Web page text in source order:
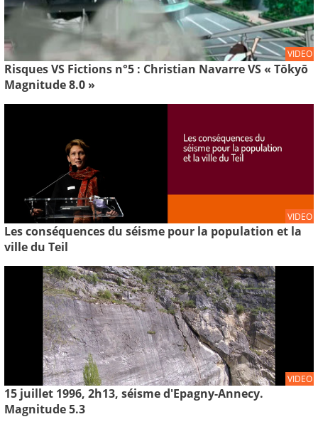
VIDEO
Risques VS Fictions n°5 : Christian Navarre VS « Tōkyō
Magnitude 8.0 »
VIDEO
Les conséquences du séisme pour la population et la
ville du Teil
VIDEO
15 juillet 1996, 2h13, séisme d'Epagny-Annecy.
Magnitude 5.3